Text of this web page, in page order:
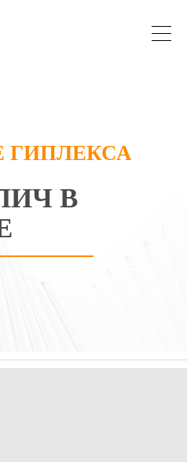
ГИПЛЕКСА
В